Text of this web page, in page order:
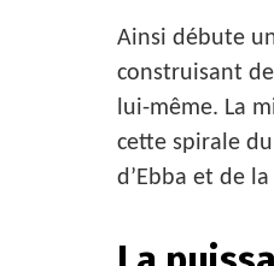
Ainsi débute
construisant
lui-même. La
cette spirale
d’Ebba et de